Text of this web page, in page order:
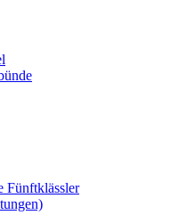
Fünftklässler